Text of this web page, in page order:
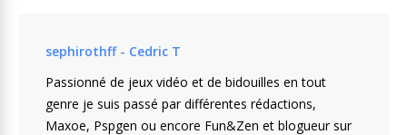
sephirothff - Cedric T
Passionné de jeux vidéo et de bidouilles en tout
genre je suis passé par différentes rédactions,
Maxoe, Pspgen ou encore Fun&Zen et blogueur sur